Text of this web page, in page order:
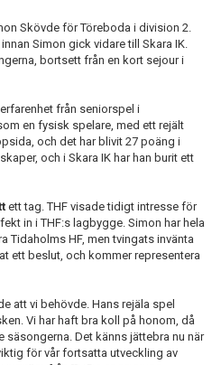
Skövde för Töreboda i division 2.
Simon gick vidare till Skara IK.
bortsett från en kort sejour i
från seniorspel i
en fysisk spelare, med ett rejält
och det har blivit 27 poäng i
och i Skara IK har han burit ett
ett tag. THF visade tidigt intresse för
in i THF:s lagbygge. Simon har hela
Tidaholms HF, men tvingats invänta
ett beslut, och kommer representera
att vi behövde. Hans rejäla spel
Vi har haft bra koll på honom, då
säsongerna. Det känns jättebra nu när
för vår fortsatta utveckling av